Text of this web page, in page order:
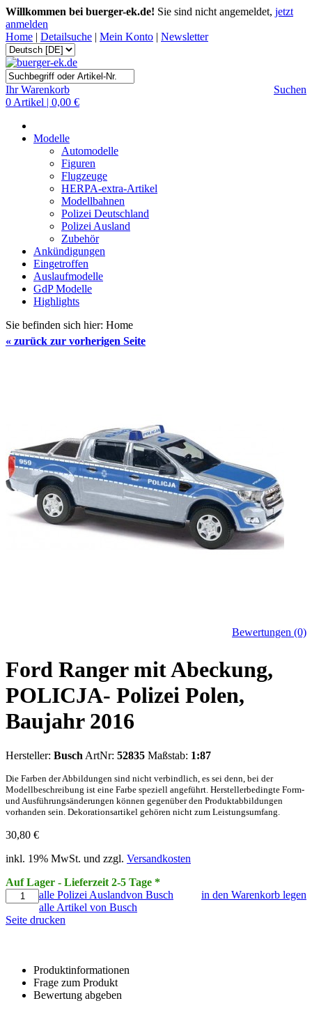
Willkommen bei buerger-ek.de! Sie sind nicht angemeldet, jetzt
anmelden
Home | Detailsuche | Mein Konto | Newsletter
Suchen
Ihr Warenkorb
0 Artikel | 0,00 €
Modelle
Automodelle
Figuren
Flugzeuge
HERPA-extra-Artikel
Modellbahnen
Polizei Deutschland
Polizei Ausland
Zubehör
Ankündigungen
Eingetroffen
Auslaufmodelle
GdP Modelle
Highlights
Sie befinden sich hier: Home
« zurück zur vorherigen Seite
Bewertungen (0)
Ford Ranger mit Abeckung,
POLICJA- Polizei Polen,
Baujahr 2016
Hersteller: Busch ArtNr: 52835 Maßstab: 1:87
Die Farben der Abbildungen sind nicht verbindlich, es sei denn, bei der
Modellbeschreibung ist eine Farbe speziell angeführt. Herstellerbedingte Form-
und Ausführungsänderungen können gegenüber den Produktabbildungen
vorhanden sein. Dekorationsartikel gehören nicht zum Leistungsumfang.
30,80 €
inkl. 19% MwSt. und zzgl. Versandkosten
Auf Lager - Lieferzeit 2-5 Tage *
in den Warenkorb legen
alle Polizei Auslandvon Busch
alle Artikel von Busch
Seite drucken
Produktinformationen
Frage zum Produkt
Bewertung abgeben